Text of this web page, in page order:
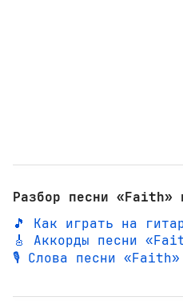
Разбор песни «Faith»
🎵 Как играть на
🎸 Аккорды песни
🎙️ Слова песни «Faith»